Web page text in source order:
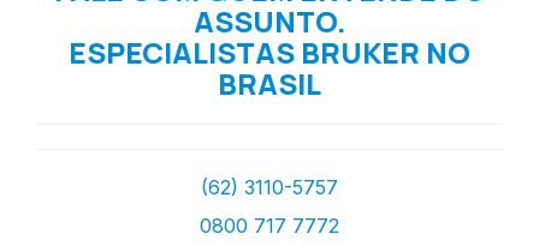
ASSUNTO.
ESPECIALISTAS BRUKER NO
BRASIL
(62) 3110-5757
0800 717 7772